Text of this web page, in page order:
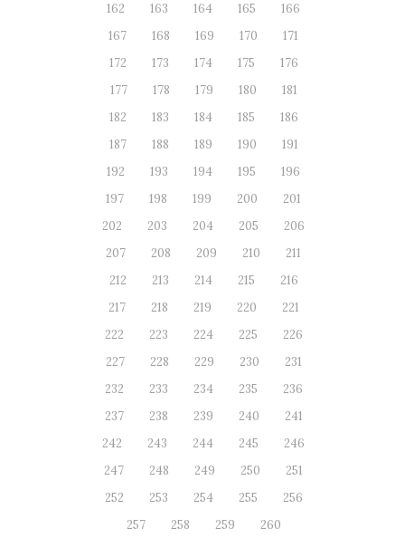
162
163 164 165
166
167
168 169 170
171
172
173 174 175
176
177
178 179 180
181
182
183 184 185
186
187
188 189 190
191
192
193 194 195
196
197
198 199 200
201
202
203 204 205
206
207
208 209 210
211
212
213 214 215
216
217
218 219 220
221
222
223 224 225
226
227
228 229 230
231
232
233 234 235
236
237
238 239 240
241
242
243 244 245
246
247
248 249 250
251
252
253 254 255
256
257
258 259 260